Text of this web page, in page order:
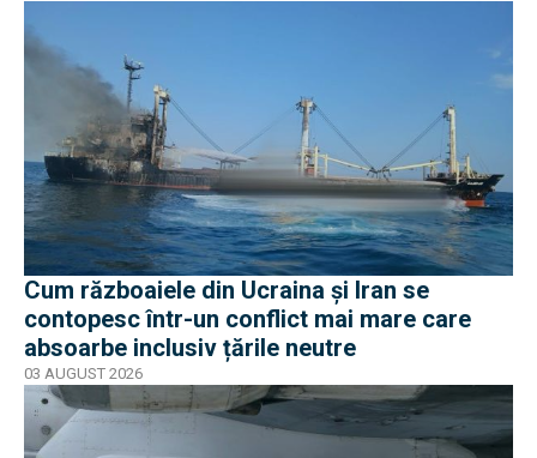
Cum războaiele din Ucraina și Iran se
contopesc într-un conflict mai mare care
absoarbe inclusiv țările neutre
03 AUGUST 2026
EXCLUSIV